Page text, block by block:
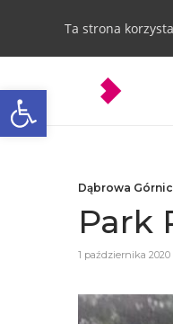
Otwórz pasek narzędzi
Ta strona
Dąbrowa
Park
1 października 2020